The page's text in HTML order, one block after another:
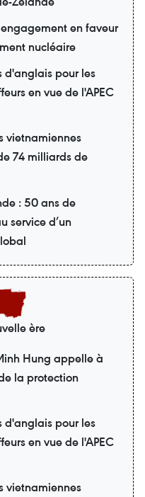
en faveur
nucléaire
d'anglais pour les
en vue de l'APEC
vietnamiennes
74 milliards de
: 50 ans de
service d’un
ère
Hung appelle à
la protection
d'anglais pour les
en vue de l'APEC
vietnamiennes